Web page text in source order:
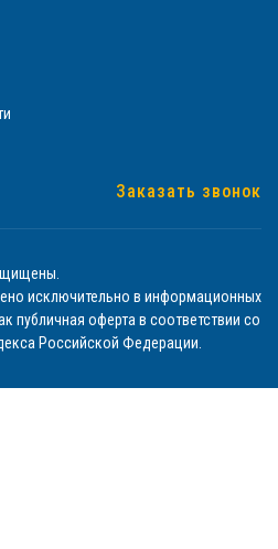
Заказать звонок
исключительно в информационных
публичная оферта в соответствии со
Российской Федерации.